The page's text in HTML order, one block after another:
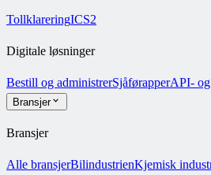
TollklareringICS2
Digitale løsninger
Bestill og administrerSjåførapperAPI-
Bransjer
Bransjer
Alle bransjerBilindustrienKjemisk